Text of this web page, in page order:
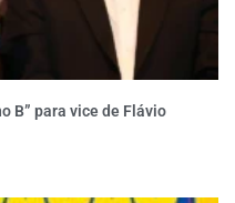
B” para vice de Flávio